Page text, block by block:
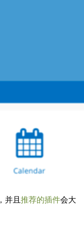
并且 推荐的插件会大